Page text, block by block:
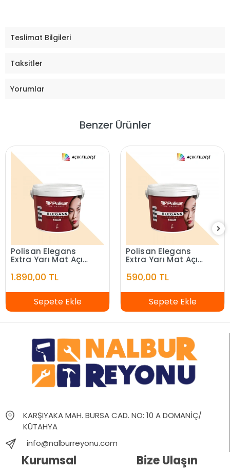
Teslimat Bilgileri
Taksitler
Yorumlar
Benzer Ürünler
Polisan Elegans
Extra Yarı Mat Açık
1.890,00 TL
Sepete Ekle
Polisan Elegans
Extra Yarı Mat Açık
590,00 TL
Sepete Ekle
KARŞIYAKA MAH. BURSA CAD. NO: 10 A DOMANİÇ/
KÜTAHYA
info@nalburreyonu.com
Kurumsal Bize Ulaşın